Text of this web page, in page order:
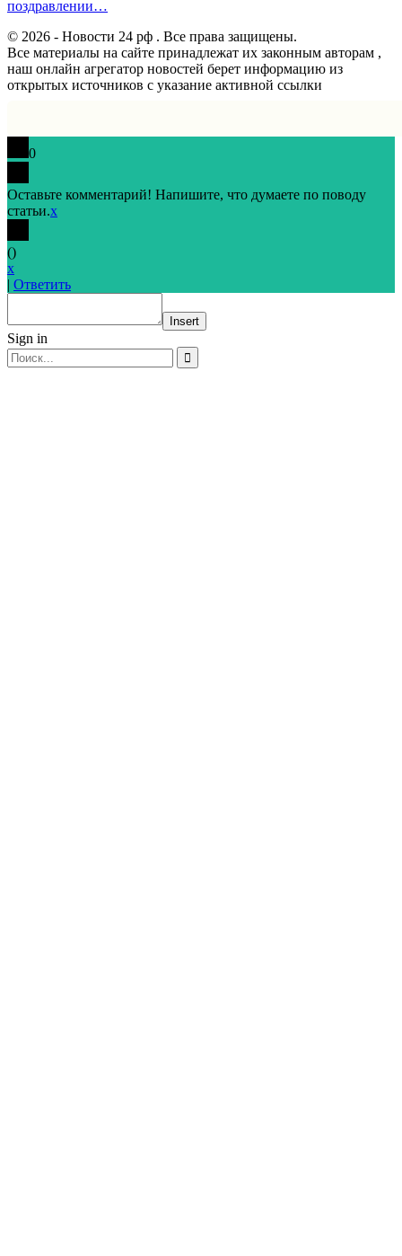
поздравлении…
© 2026 - Новости 24 рф . Все права защищены.
Все материалы на сайте принадлежат их законным авторам ,
наш онлайн агрегатор новостей берет информацию из
открытых источников с указание активной ссылки
0
Оставьте комментарий! Напишите, что думаете по поводу
статьи.x
()
x
| Ответить
Insert
Sign in